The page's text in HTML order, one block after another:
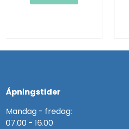
Åpningstider
Mandag - fredag:
07.00 - 16.00